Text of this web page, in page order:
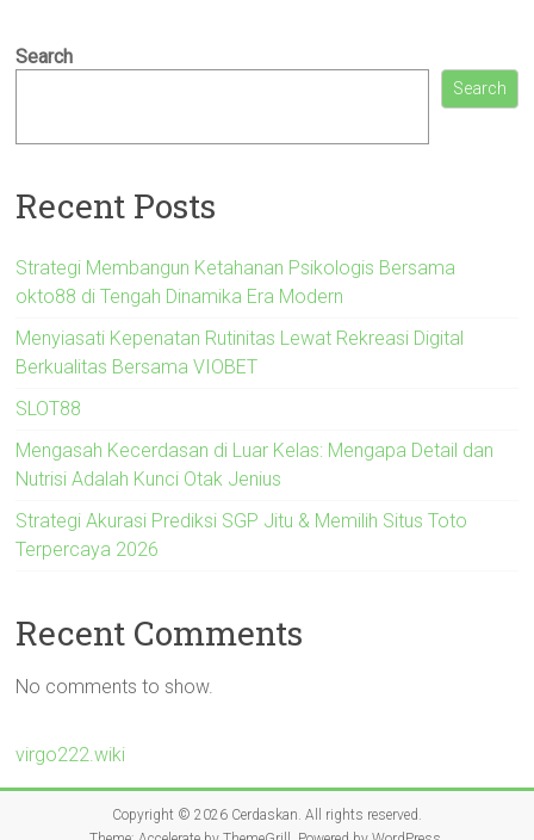
Search
Search
Recent Posts
Strategi Membangun Ketahanan Psikologis Bersama
okto88 di Tengah Dinamika Era Modern
Menyiasati Kepenatan Rutinitas Lewat Rekreasi Digital
Berkualitas Bersama VIOBET
SLOT88
Mengasah Kecerdasan di Luar Kelas: Mengapa Detail dan
Nutrisi Adalah Kunci Otak Jenius
Strategi Akurasi Prediksi SGP Jitu & Memilih Situs Toto
Terpercaya 2026
Recent Comments
No comments to show.
virgo222.wiki
Copyright © 2026 Cerdaskan . All rights reserved.